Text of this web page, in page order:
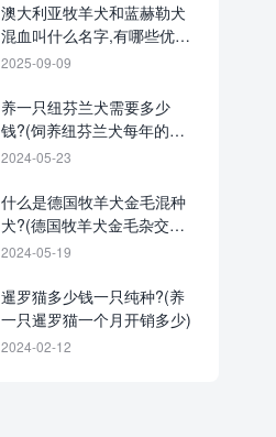
澳大利亚牧羊犬和蓝赫勒犬
混血叫什么名字,有哪些优秀
特征?
2025-09-09
养一只纽芬兰犬需要多少
钱?(饲养纽芬兰犬每年的成
本花费)
2024-05-23
什么是德国牧羊犬金毛混种
犬?(德国牧羊犬金毛杂交的
起源和历史)
2024-05-19
暹罗猫多少钱一只纯种?(养
一只暹罗猫一个月开销多少)
2024-02-12